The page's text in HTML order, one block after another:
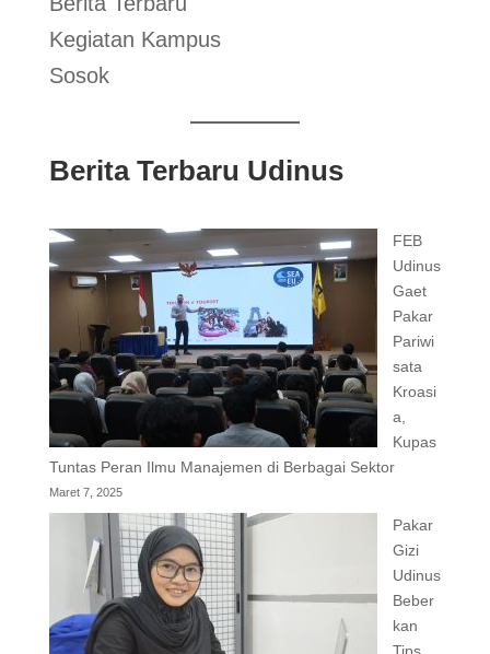
Kegiatan Kampus
Sosok
Berita Terbaru Udinus
FEB
Udinus
Gaet
Pakar
Pariwi
sata
Kroasi
a,
Kupas
Tuntas Peran Ilmu Manajemen di Berbagai Sektor
Maret 7, 2025
Pakar
Gizi
Udinus
Beber
kan
Tips